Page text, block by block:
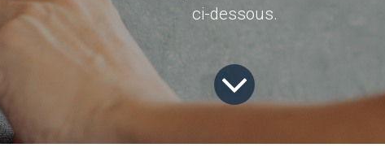
ci-dessous.